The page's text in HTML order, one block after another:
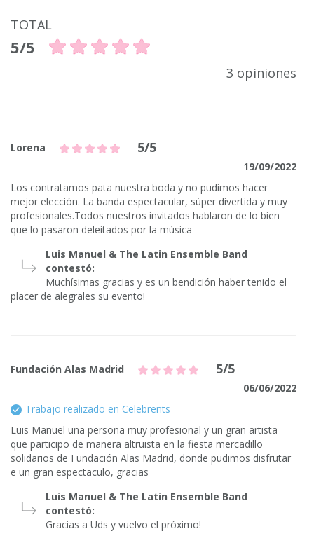
TOTAL
5/5
3 opiniones
Lorena 5/5
19/09/2022
Los contratamos pata nuestra boda y no pudimos hacer
mejor elección. La banda espectacular, súper divertida y muy
profesionales.Todos nuestros invitados hablaron de lo bien
que lo pasaron deleitados por la música
Luis Manuel & The Latin Ensemble Band
contestó:
Muchísimas gracias y es un bendición haber tenido el
placer de alegrales su evento!
Fundación Alas Madrid 5/5
06/06/2022
Trabajo realizado en Celebrents
Luis Manuel una persona muy profesional y un gran artista
que participo de manera altruista en la fiesta mercadillo
solidarios de Fundación Alas Madrid, donde pudimos disfrutar
e un gran espectaculo, gracias
Luis Manuel & The Latin Ensemble Band
contestó:
Gracias a Uds y vuelvo el próximo!